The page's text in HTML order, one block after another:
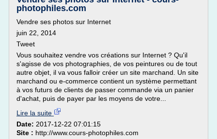
photophiles.com
Vendre ses photos sur Internet
juin 22, 2014
Tweet
Vous souhaitez vendre vos créations sur Internet ? Qu'il
s'agisse de vos photographies, de vos peintures ou de tout
autre objet, il va vous falloir créer un site marchand. Un site
marchand ou e-commerce contient un système permettant
à vos futurs de clients de passer commande via un panier
d'achat, puis de payer par les moyens de votre...
Lire la suite
Date: 2017-12-22 07:01:15
Site : http://www.cours-photophiles.com